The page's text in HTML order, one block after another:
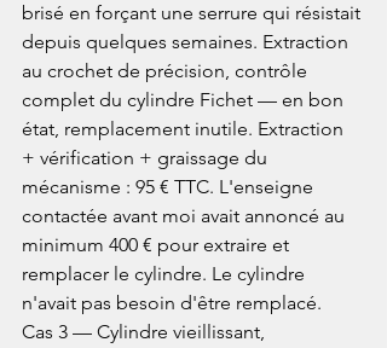
brisé en forçant une serrure qui résistait
depuis quelques semaines. Extraction
au crochet de précision, contrôle
complet du cylindre Fichet — en bon
état, remplacement inutile. Extraction
+ vérification + graissage du
mécanisme : 95 € TTC. L'enseigne
contactée avant moi avait annoncé au
minimum 400 € pour extraire et
remplacer le cylindre. Le cylindre
n'avait pas besoin d'être remplacé.
Cas 3 — Cylindre vieillissant,